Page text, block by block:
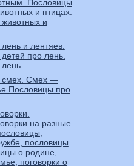
Пословицы
и птицах.
и
и лентяев.
про лень.
смех. Смех —
Пословицы про
на разные
пословицы
о родине,
поговорки о